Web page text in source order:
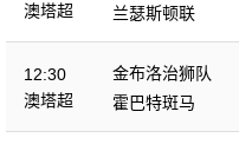
澳塔超
兰瑟斯顿联
12:30
澳塔超
金布洛治狮队
霍巴特斑马